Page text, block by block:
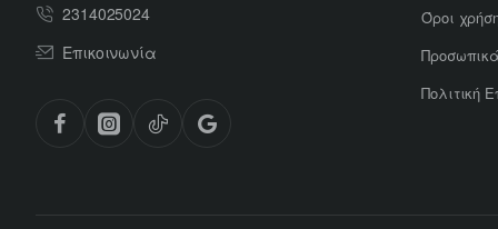
2314025024
Επικοινωνία
Όροι
Πολιτική